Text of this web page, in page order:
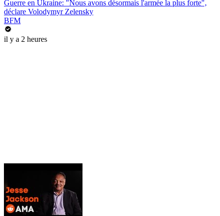
Guerre en Ukraine: "Nous avons désormais l'armée la plus forte",
déclare Volodymyr Zelensky
BFM
il y a 2 heures